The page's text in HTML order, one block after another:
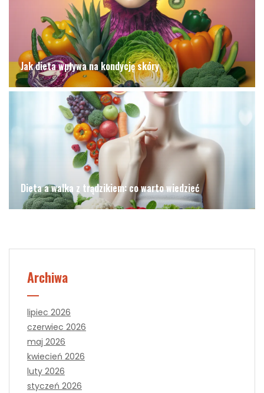
Jak dieta wpływa na kondycję skóry
Dieta a walka z trądzikiem: co warto wiedzieć
Archiwa
lipiec 2026
czerwiec 2026
maj 2026
kwiecień 2026
luty 2026
styczeń 2026